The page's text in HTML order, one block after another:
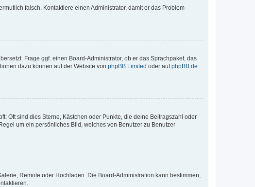
falsch. Kontaktiere einen Administrator, damit er das Problem
Frage ggf. einen Board-Administrator, ob er das Sprachpaket, das
dazu können auf der Website von phpBB Limited oder aufphpBB.de
Oft sind dies Sterne, Kästchen oder Punkte, die deine Beitragszahl oder
um ein persönliches Bild, welches von Benutzer zu Benutzer
Remote oder Hochladen. Die Board-Administration kann bestimmen,